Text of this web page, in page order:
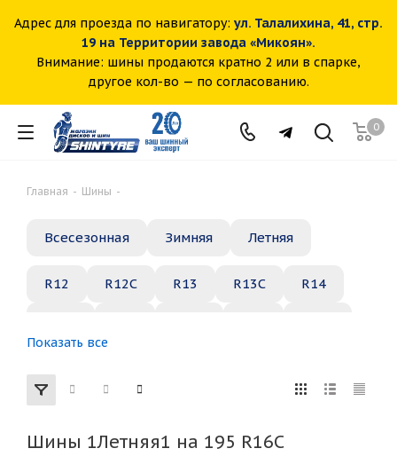
Адрес для проезда по навигатору: ул. Талалихина, 41, стр.
19 на Территории завода «Микоян».
Внимание: шины продаются кратно 2 или в спарке,
другое кол-во — по согласованию.
0
Главная - Шины -
Всесезонная Зимняя Летняя
R12 R12C R13 R13C R14
R22
155 165 185 195 205
Показать все
Шины 1Летняя1 на 195 R16C